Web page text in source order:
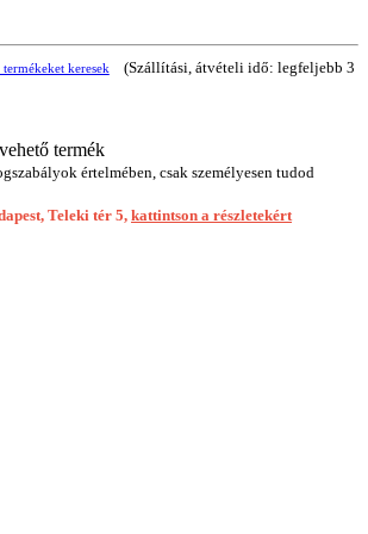
keresek
(Szállítási, átvételi idő: legfeljebb 3
termék
értelmében, csak személyesen tudod
Teleki tér 5, kattintson a részletekért